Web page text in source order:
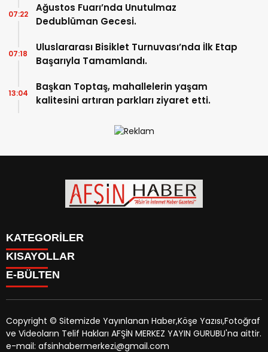
Ağustos Fuarı’nda Unutulmaz
Dedublüman Gecesi.
07:22
Uluslararası Bisiklet Turnuvası’nda İlk Etap
Başarıyla Tamamlandı.
07:18
Başkan Toptaş, mahallelerin yaşam
kalitesini artıran parkları ziyaret etti.
13:04
KATEGORİLER
SİYASET
EĞİTİM
MAGAZİN
MANŞETLER
ÖZEL HABER
KISAYOLLAR
SİYASET
EĞİTİM
KÜLTÜR SANAT
MAGAZİN
MANŞETLER
E-BÜLTEN
afsinhaber.com e-bültenine abone olarak, tarafınıza haber,
Copyright © Sitemizde Yayınlanan Haber,Köşe Yazısı,Fotoğraf
ve Videoların Telif Hakları AFŞİN MERKEZ YAYIN GURUBU'na aittir.
e-mail: afsinhabermerkezi@gmail.com